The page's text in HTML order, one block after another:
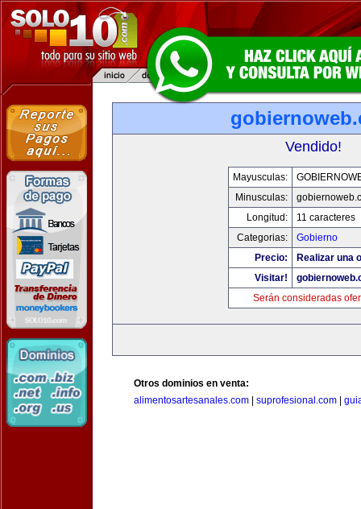
Vendido!
Mayusculas:
Minusculas:
Longitud:
11 caracteres
Categorias:
Gobierno
Precio:
Realizar una
Visitar!
Serán consideradas
Otros dominios en venta:
alimentosartesanales.com
suprofesional.com